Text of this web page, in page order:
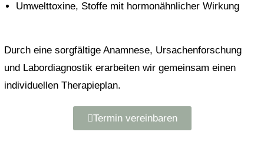
Umwelttoxine, Stoffe mit hormonähnlicher Wirkung
Durch eine sorgfältige Anamnese, Ursachenforschung
und Labordiagnostik erarbeiten wir gemeinsam einen
individuellen Therapieplan.
Termin vereinbaren